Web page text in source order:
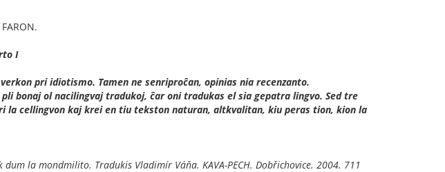
I
pri idiotismo. Tamen ne senriproĉan, opinias nia recenzanto.
bonaj ol nacilingvaj tradukoj, ĉar oni tradukas el sia gepatra lingvo. Sed tre
la cellingvon kaj krei en tiu tekston naturan, altkvalitan, kiu peras tion, kion la
la mondmilito. Tradukis Vladimír Váňa. KAVA-PECH. Dobřichovice. 2004. 711